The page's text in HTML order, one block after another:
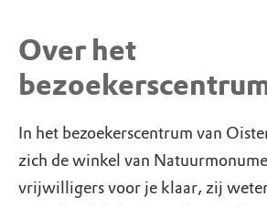
Over het
In het bezoekerscentrum van
zich de winkel van
vrijwilligers voor je klaar, zij